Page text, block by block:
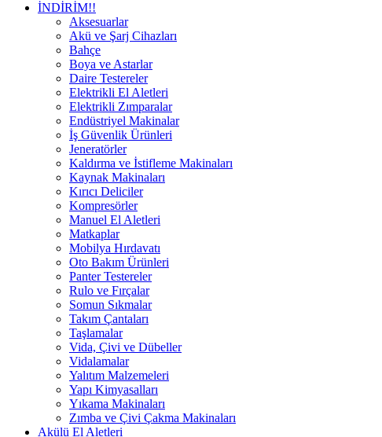
İNDİRİM!!
Aksesuarlar
Akü ve Şarj Cihazları
Bahçe
Boya ve Astarlar
Daire Testereler
Elektrikli El Aletleri
Elektrikli Zımparalar
Endüstriyel Makinalar
İş Güvenlik Ürünleri
Jeneratörler
Kaldırma ve İstifleme Makinaları
Kaynak Makinaları
Kırıcı Deliciler
Kompresörler
Manuel El Aletleri
Matkaplar
Mobilya Hırdavatı
Oto Bakım Ürünleri
Panter Testereler
Rulo ve Fırçalar
Somun Sıkmalar
Takım Çantaları
Taşlamalar
Vida, Çivi ve Dübeller
Vidalamalar
Yalıtım Malzemeleri
Yapı Kimyasalları
Yıkama Makinaları
Zımba ve Çivi Çakma Makinaları
Akülü El Aletleri